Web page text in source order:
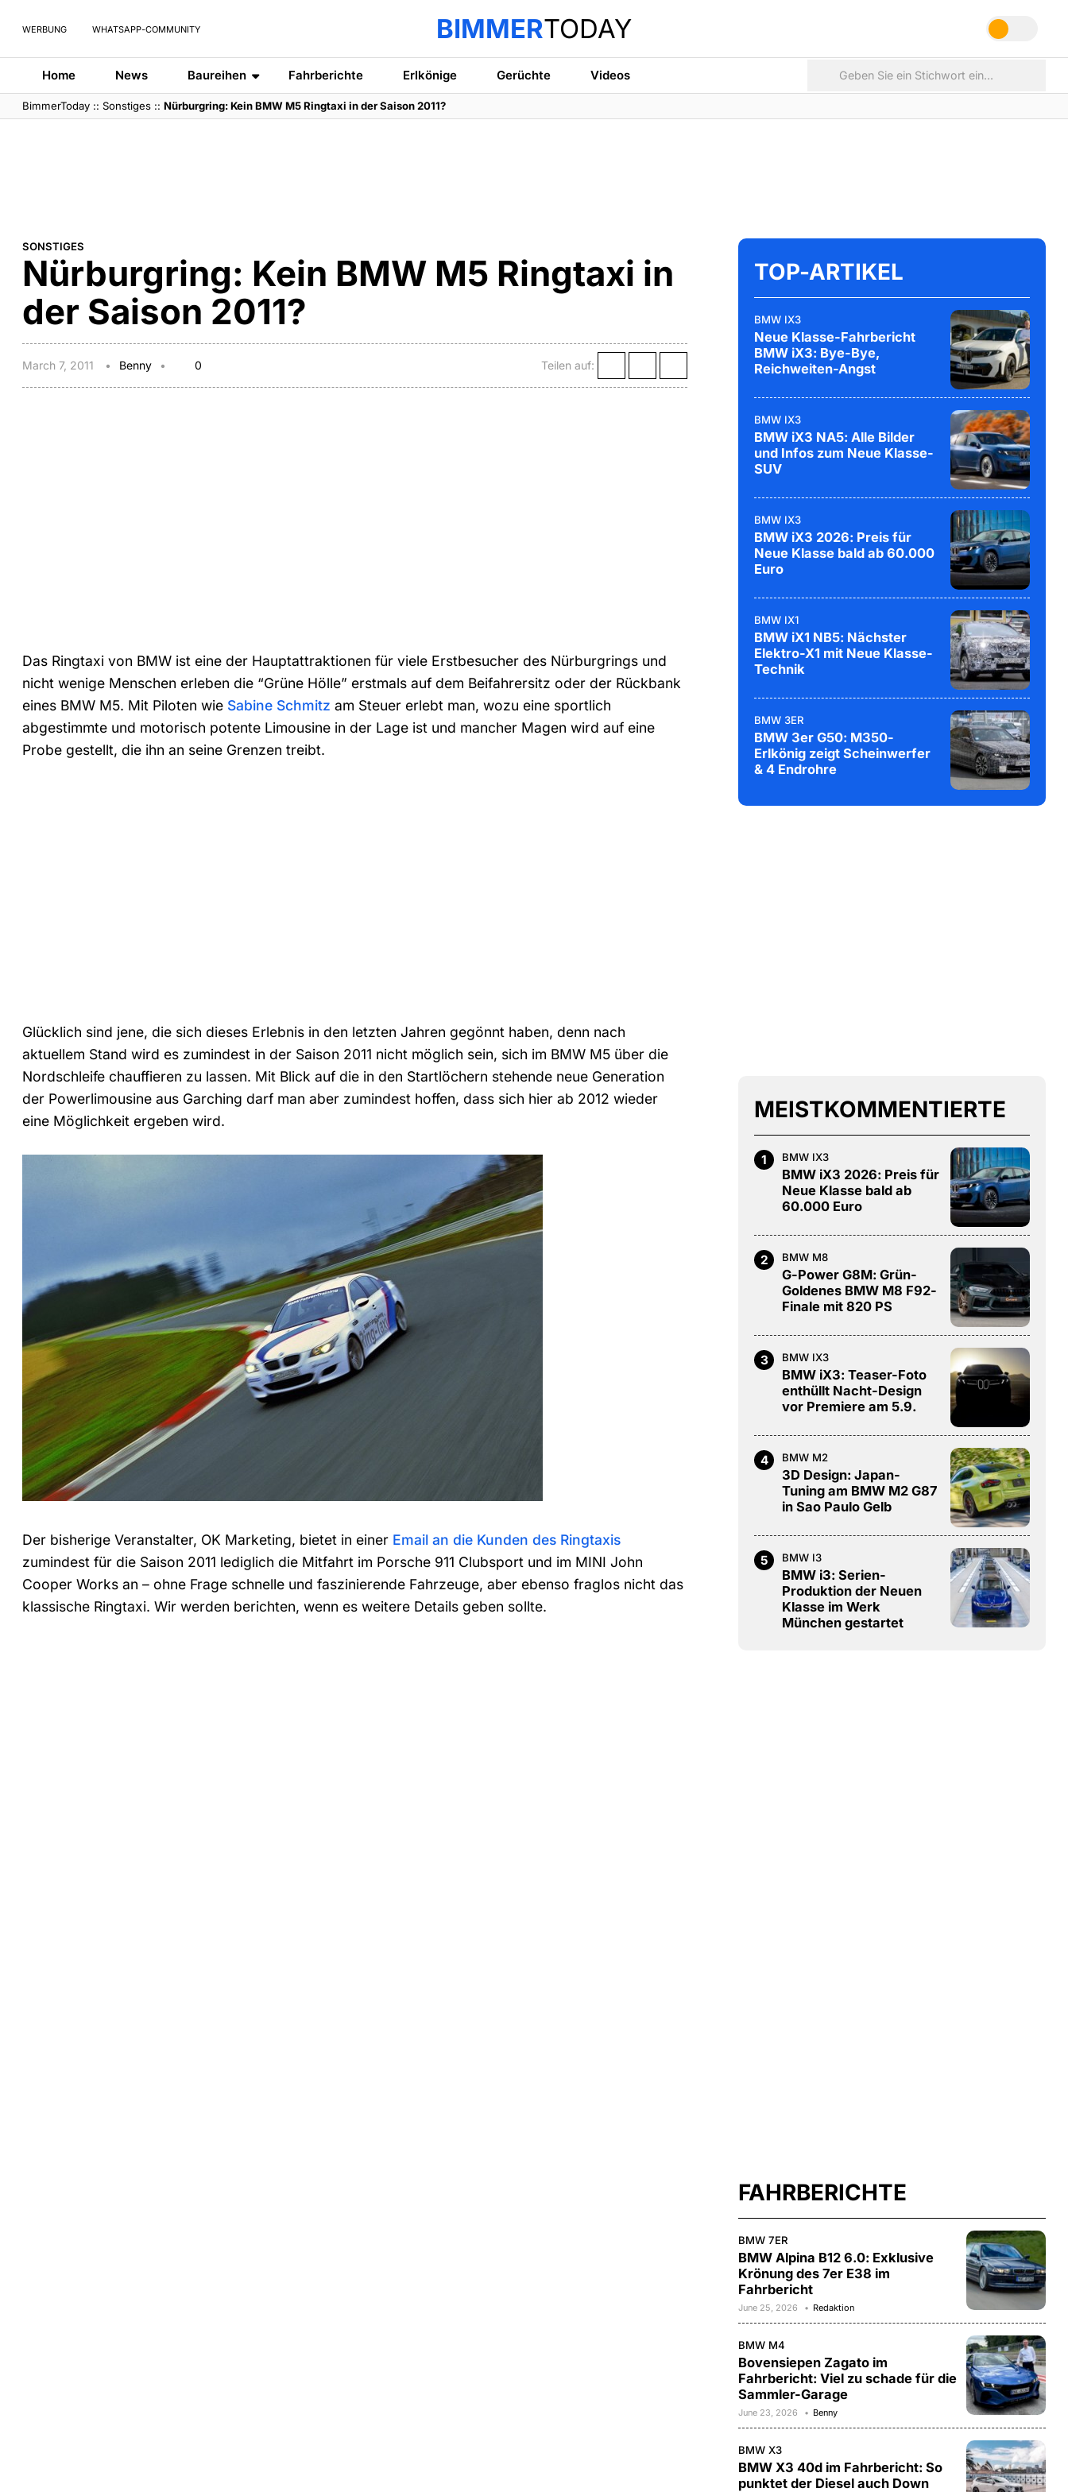
WERBUNG WHATSAPP-COMMUNITY BIMMERTODAY
Home News Baureihen Fahrberichte Erlkönige Gerüchte Videos
BimmerToday ::Sonstiges ::Nürburgring: Kein BMW M5 Ringtaxi in der Saison 2011?
SONSTIGES
Nürburgring: Kein BMW M5 Ringtaxi in
der Saison 2011?
March 7, 2011 Benny 0 Teilen auf:
Das Ringtaxi von BMW ist eine der Hauptattraktionen für viele Erstbesucher des Nürburgrings und
nicht wenige Menschen erleben die “Grüne Hölle” erstmals auf dem Beifahrersitz oder der Rückbank
eines BMW M5. Mit Piloten wie Sabine Schmitz am Steuer erlebt man, wozu eine sportlich
abgestimmte und motorisch potente Limousine in der Lage ist und mancher Magen wird auf eine
Probe gestellt, die ihn an seine Grenzen treibt.
Glücklich sind jene, die sich dieses Erlebnis in den letzten Jahren gegönnt haben, denn nach
aktuellem Stand wird es zumindest in der Saison 2011 nicht möglich sein, sich im BMW M5 über die
Nordschleife chauffieren zu lassen. Mit Blick auf die in den Startlöchern stehende neue Generation
der Powerlimousine aus Garching darf man aber zumindest hoffen, dass sich hier ab 2012 wieder
eine Möglichkeit ergeben wird.
Der bisherige Veranstalter, OK Marketing, bietet in einer Email an die Kunden des Ringtaxis
zumindest für die Saison 2011 lediglich die Mitfahrt im Porsche 911 Clubsport und im MINI John
Cooper Works an – ohne Frage schnelle und faszinierende Fahrzeuge, aber ebenso fraglos nicht das
klassische Ringtaxi. Wir werden berichten, wenn es weitere Details geben sollte.
TOP-ARTIKEL
BMW IX3
Neue Klasse-Fahrbericht
BMW iX3: Bye-Bye,
Reichweiten-Angst
BMW IX3
BMW iX3 NA5: Alle Bilder
und Infos zum Neue Klasse-
SUV
BMW IX3
BMW iX3 2026: Preis für
Neue Klasse bald ab 60.000
Euro
BMW IX1
BMW iX1 NB5: Nächster
Elektro-X1 mit Neue Klasse-
Technik
BMW 3ER
BMW 3er G50: M350-
Erlkönig zeigt Scheinwerfer
& 4 Endrohre
MEISTKOMMENTIERTE
1 BMW IX3
BMW iX3 2026: Preis für
Neue Klasse bald ab
60.000 Euro
2 BMW M8
G-Power G8M: Grün-
Goldenes BMW M8 F92-
Finale mit 820 PS
3 BMW IX3
BMW iX3: Teaser-Foto
enthüllt Nacht-Design
vor Premiere am 5.9.
4 BMW M2
3D Design: Japan-
Tuning am BMW M2 G87
in Sao Paulo Gelb
5 BMW I3
BMW i3: Serien-
Produktion der Neuen
Klasse im Werk
München gestartet
FAHRBERICHTE
BMW 7ER
BMW Alpina B12 6.0: Exklusive
Krönung des 7er E38 im
Fahrbericht
June 25, 2026 Redaktion
BMW M4
Bovensiepen Zagato im
Fahrbericht: Viel zu schade für die
Sammler-Garage
June 23, 2026 Benny
BMW X3
BMW X3 40d im Fahrbericht: So
punktet der Diesel auch Down